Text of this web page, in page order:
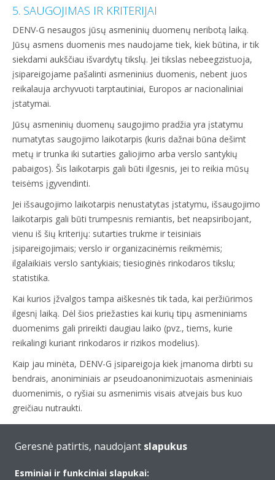
5. SAUGOJIMAS IR KRITERIJAI
DENV-G nesaugos jūsų asmeninių duomenų neribotą laiką.
Jūsų asmens duomenis mes naudojame tiek, kiek būtina, ir tik
siekdami aukščiau išvardytų tikslų. Jei tikslas nebeegzistuoja,
įsipareigojame pašalinti asmeninius duomenis, nebent juos
reikalauja archyvuoti tarptautiniai, Europos ar nacionaliniai
įstatymai.
Jūsų asmeninių duomenų saugojimo pradžia yra įstatymu
numatytas saugojimo laikotarpis (kuris dažnai būna dešimt
metų ir trunka iki sutarties galiojimo arba verslo santykių
pabaigos). Šis laikotarpis gali būti ilgesnis, jei to reikia mūsų
teisėms įgyvendinti.
Jei išsaugojimo laikotarpis nenustatytas įstatymu, išsaugojimo
laikotarpis gali būti trumpesnis remiantis, bet neapsiribojant,
vienu iš šių kriterijų: sutarties trukme ir teisiniais
įsipareigojimais; verslo ir organizacinėmis reikmėmis;
ilgalaikiais verslo santykiais; tiesioginės rinkodaros tikslu;
statistika.
Kai kurios įžvalgos tampa aiškesnės tik tada, kai peržiūrimos
ilgesnį laiką. Dėl šios priežasties kai kurių tipų asmeniniams
duomenims gali prireikti daugiau laiko (pvz., tiems, kurie
reikalingi kuriant rinkodaros ir rizikos modelius).
Kaip jau minėta, DENV-G įsipareigoja kiek įmanoma dirbti su
bendrais, anoniminiais ar pseudoanonimizuotais asmeniniais
duomenimis, o ryšiai su asmenimis visais atvejais bus kuo
greičiau nutraukti.
6. JŪSŲ KAIP DUOMENŲ SUBJEKTO TEISĖS IR
KAIP JOMIS PASINAUDOTI.
Geresnė patirtis, naudojant slapukus
Esminiai ir funkciniai slapukai: